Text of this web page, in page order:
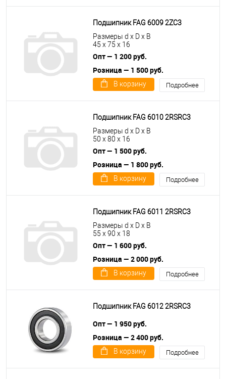
Подшипник FAG 6009 2ZC3
Размеры d x D x B
45 x 75 x 16
Опт — 1 200 руб.
Розница — 1 500 руб.
В корзину Подробнее
Подшипник FAG 6010 2RSRC3
Размеры d x D x B
50 x 80 x 16
Опт — 1 500 руб.
Розница — 1 800 руб.
В корзину Подробнее
Подшипник FAG 6011 2RSRC3
Размеры d x D x B
55 x 90 x 18
Опт — 1 600 руб.
Розница — 2 000 руб.
В корзину Подробнее
Подшипник FAG 6012 2RSRC3
Опт — 1 950 руб.
Розница — 2 400 руб.
В корзину Подробнее